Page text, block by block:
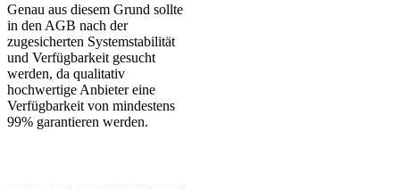
Genau aus diesem Grund sollte
in den AGB nach der
zugesicherten Systemstabilität
und Verfügbarkeit gesucht
werden, da qualitativ
hochwertige Anbieter eine
Verfügbarkeit von mindestens
99% garantieren werden.